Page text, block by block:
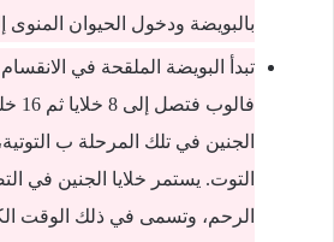
بالبويضة ودخول الحيوان المنوى
تبدأ البويضة الملقحة في
الجنين في تلك المرحلة ب
التوت. يستمر خلايا الجنين في
الرحم، وتسمى في ذلك الوقت